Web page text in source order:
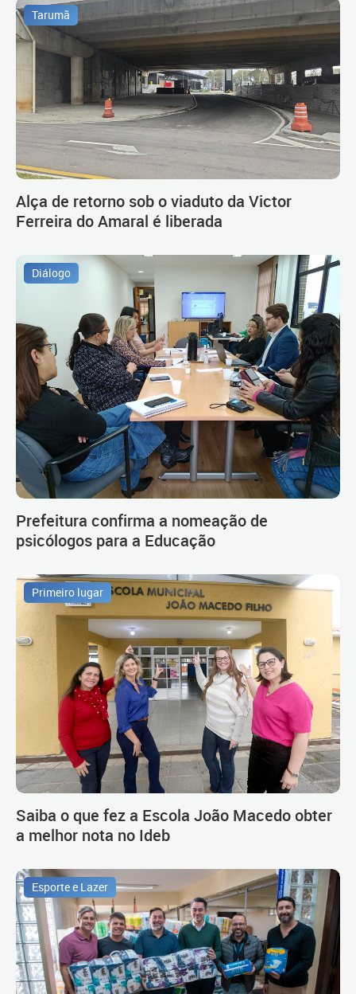
Tarumã
Alça de retorno sob o viaduto da Victor
Ferreira do Amaral é liberada
Diálogo
Prefeitura confirma a nomeação de
psicólogos para a Educação
Primeiro lugar
Saiba o que fez a Escola João Macedo obter
a melhor nota no Ideb
Esporte e Lazer